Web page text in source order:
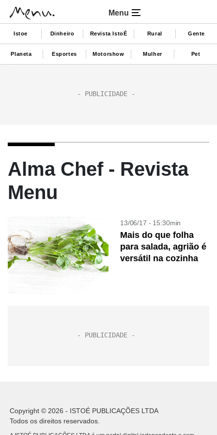
Menu
Istoe Dinheiro Revista IstoÉ Rural Gente
Planeta Esportes Motorshow Mulher Pet
Alma Chef - Revista
Menu
13/06/17 - 15:30min
Mais do que folha
para salada, agrião é
versátil na cozinha
Copyright © 2026 - ISTOÉ PUBLICAÇÕES LTDA
Todos os direitos reservados.